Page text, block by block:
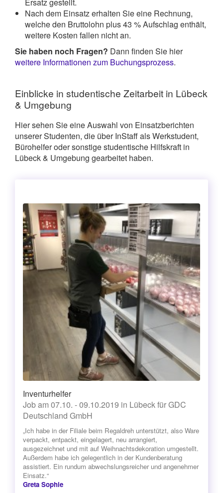
Ersatz gestellt.
Nach dem Einsatz erhalten Sie eine Rechnung,
welche den Bruttolohn plus 43 % Aufschlag enthält,
weitere Kosten fallen nicht an.
Sie haben noch Fragen? Dann finden Sie hier
weitere Informationen zum Buchungsprozess.
Einblicke in studentische Zeitarbeit in Lübeck
& Umgebung
Hier sehen Sie eine Auswahl von Einsatzberichten
unserer Studenten, die über InStaff als Werkstudent,
Bürohelfer oder sonstige studentische Hilfskraft in
Lübeck & Umgebung gearbeitet haben.
Inventurhelfer
Job am 07.10. - 09.10.2019 in Lübeck für GDC
Deutschland GmbH
„Ich habe in der Filiale beim Regaldreh unterstützt, also Ware
verpackt, entpackt, eingelagert, neu arrangiert,
ausgezeichnet und mit auf Weihnachtsdekoration umgestellt.
Außerdem habe ich gelegentlich in der Kundenberatung
assistiert. Ein rundum abwechslungsreicher und angenehmer
Einsatz.“
Greta Sophie